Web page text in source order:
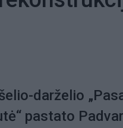
darželio
pastato